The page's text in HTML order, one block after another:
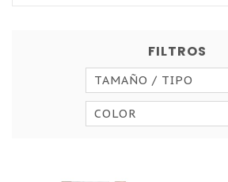
FILTROS
TAMAÑO / TIPO
COLOR